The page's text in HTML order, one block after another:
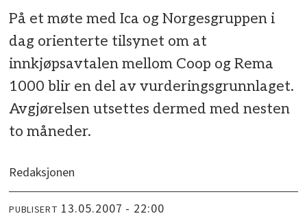
På et møte med Ica og Norgesgruppen i
dag orienterte tilsynet om at
innkjøpsavtalen mellom Coop og Rema
1000 blir en del av vurderingsgrunnlaget.
Avgjørelsen utsettes dermed med nesten
to måneder.
Redaksjonen
PUBLISERT 13.05.2007 - 22:00